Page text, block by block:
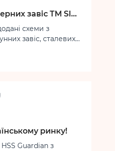
зовнішнього
та медичних
Додані схеми дверних завіс TM SIBA!
схеми з
завіс, сталевих
ринку!
Guardian з